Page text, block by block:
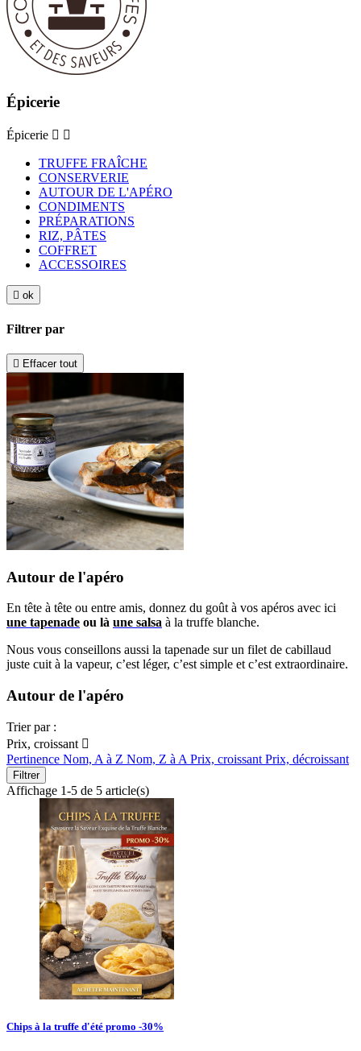
Épicerie
Épicerie  
TRUFFE FRAÎCHE
CONSERVERIE
AUTOUR DE L'APÉRO
CONDIMENTS
PRÉPARATIONS
RIZ, PÂTES
COFFRET
ACCESSOIRES
 ok
Filtrer par
 Effacer tout
Autour de l'apéro
En tête à tête ou entre amis, donnez du goût à vos apéros avec ici
une tapenade ou là une salsa à la truffe blanche.
Nous vous conseillons aussi la tapenade sur un filet de cabillaud
juste cuit à la vapeur, c’est léger, c’est simple et c’est extraordinaire.
Autour de l'apéro
Trier par :
Prix, croissant 
Pertinence Nom, A à Z Nom, Z à A Prix, croissant Prix, décroissant
Filtrer
Affichage 1-5 de 5 article(s)
Chips à la truffe d'été promo -30%